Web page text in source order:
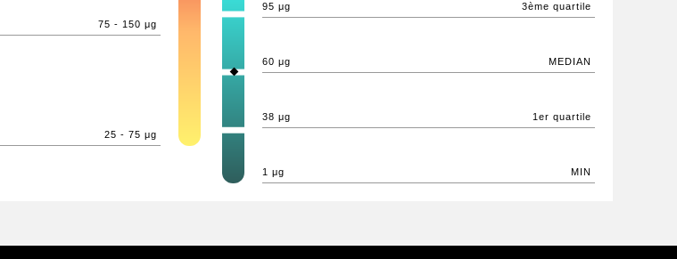
75 - 150 μg
25 - 75 μg
3ème quartile
95 μg
MEDIAN
60 μg
1er quartile
38 μg
MIN
1 μg